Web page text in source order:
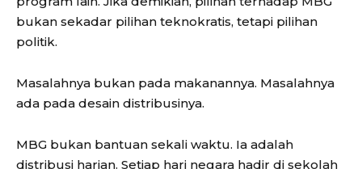
bukan sekadar pilihan teknokratis, tetapi pilihan
politik.
Masalahnya bukan pada makanannya. Masalahnya
ada pada desain distribusinya.
MBG bukan bantuan sekali waktu. Ia adalah
distribusi harian. Setiap hari negara hadir di sekolah